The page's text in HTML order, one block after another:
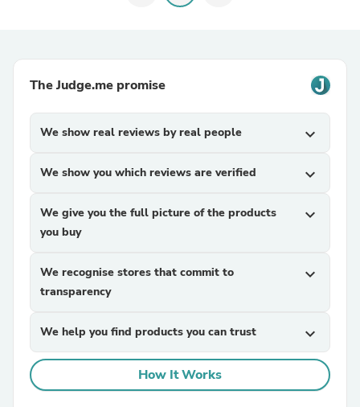
The Judge.me promise
We show real reviews by real people expand_more
We show you which reviews are verified expand_more
We give you the full picture of the products
you buy
expand_more
We recognise stores that commit to
transparency
expand_more
We help you find products you can trust expand_more
How It Works